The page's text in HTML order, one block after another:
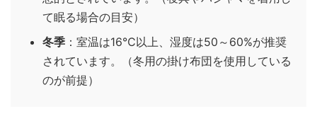
て眠る場合の目安）
冬季 ：室温は16℃以上、湿度は50～60%が推奨
されています。（冬用の掛け布団を使用している
のが前提）